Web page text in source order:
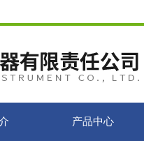
产品中心